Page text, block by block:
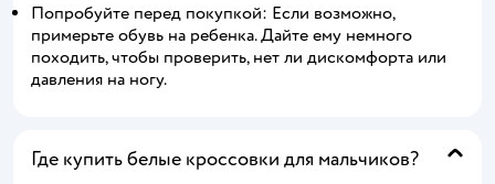
Попробуйте перед покупкой: Если возможно,
примерьте обувь на ребенка. Дайте ему немного
походить, чтобы проверить, нет ли дискомфорта или
давления на ногу.
Где купить белые кроссовки для мальчиков?